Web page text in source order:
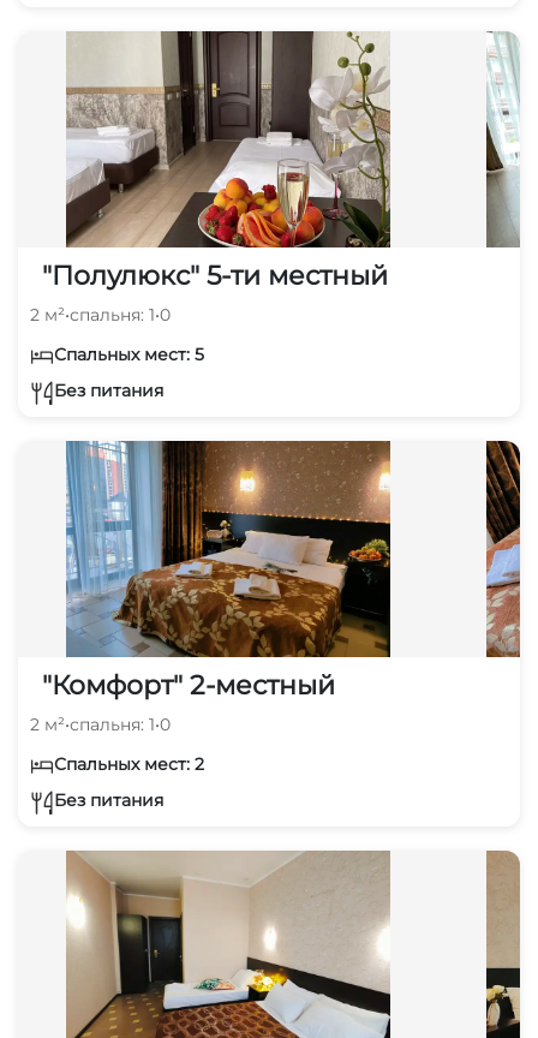
"Полулюкс" 5-ти местный
2 м²•спальня: 1•0
Спальных мест: 5
Без питания
"Комфорт" 2-местный
2 м²•спальня: 1•0
Спальных мест: 2
Без питания